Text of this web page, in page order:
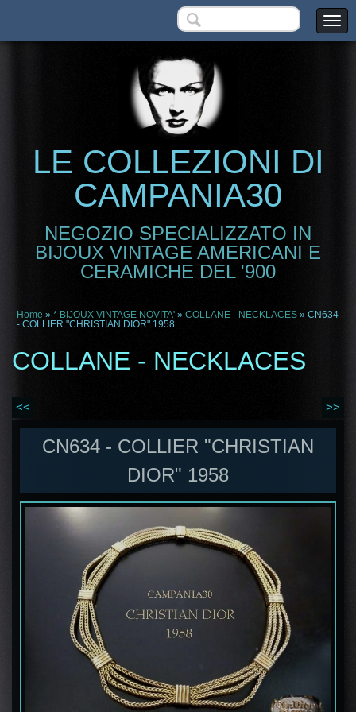
LE COLLEZIONI DI
CAMPANIA30
NEGOZIO SPECIALIZZATO IN
BIJOUX VINTAGE AMERICANI E
CERAMICHE DEL '900
Home » * BIJOUX VINTAGE NOVITA' » COLLANE - NECKLACES » CN634
- COLLIER "CHRISTIAN DIOR" 1958
COLLANE - NECKLACES
<< >>
CN634 - COLLIER "CHRISTIAN
DIOR" 1958